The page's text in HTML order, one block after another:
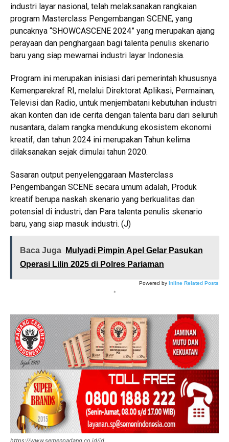
industri layar nasional, telah melaksanakan rangkaian
program Masterclass Pengembangan SCENE, yang
puncaknya “SHOWCASCENE 2024” yang merupakan ajang
perayaan dan penghargaan bagi talenta penulis skenario
baru yang siap mewarnai industri layar Indonesia.
Program ini merupakan inisiasi dari pemerintah khususnya
Kemenparekraf RI, melalui Direktorat Aplikasi, Permainan,
Televisi dan Radio, untuk menjembatani kebutuhan industri
akan konten dan ide cerita dengan talenta baru dari seluruh
nusantara, dalam rangka mendukung ekosistem ekonomi
kreatif, dan tahun 2024 ini merupakan Tahun kelima
dilaksanakan sejak dimulai tahun 2020.
Sasaran output penyelenggaraan Masterclass
Pengembangan SCENE secara umum adalah, Produk
kreatif berupa naskah skenario yang berkualitas dan
potensial di industri, dan Para talenta penulis skenario
baru, yang siap masuk industri. (J)
Baca Juga
Mulyadi Pimpin Apel Gelar Pasukan
Operasi Lilin 2025 di Polres Pariaman
Powered by Inline Related Posts
*